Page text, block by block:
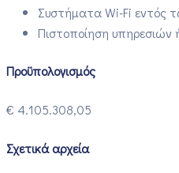
Συστήματα Wi-Fi εντός
Πιστοποίηση υπηρεσιών
Προϋπολογισμός
€ 4.105.308,05
Σχετικά αρχεία